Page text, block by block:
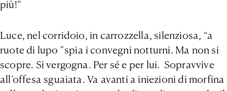
più!”
Luce, nel corridoio, in carrozzella, silenziosa, “a
ruote di lupo ”spia i convegni notturni. Ma non si
scopre. Si vergogna. Per sé e per lui. Sopravvive
all’offesa sguaiata. Va avanti a iniezioni di morfina